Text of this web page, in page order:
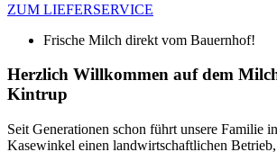
ZUM LIEFERSERVICE
Frische Milch direkt vom Bauernhof!
Herzlich Willkommen auf dem
Kintrup
Seit Generationen schon führt unsere Familie
Kasewinkel einen landwirtschaftlichen